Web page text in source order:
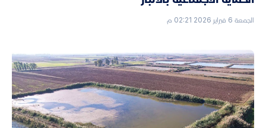
الجمعة 6 فبراير 2026 02:21 م